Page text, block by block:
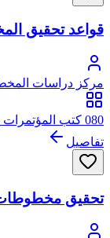
قواعد تحقيق
مركز دراسات
080 كتب المؤتمرات والندوات
تفاصيل
تحقيق مخطوطات